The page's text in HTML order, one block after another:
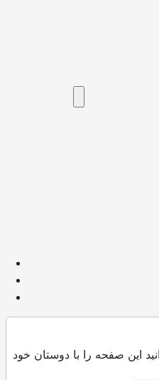
این صفحه را با دوستان خود